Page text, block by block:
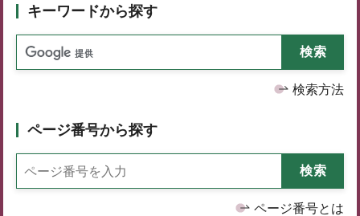
キーワードから探す
検索方法
ページ番号から探す
ページ番号とは